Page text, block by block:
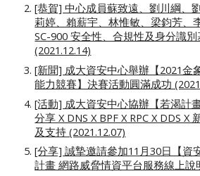
[恭賀] 中心成員蘇致遠、劉川綱、
莉婷、賴薪宇、林惟敏、梁鈞芳、
SC-900 安全性、合規性及身分識別
(2021.12.14)
[新聞] 成大資安中心舉辦【2021金
能力競賽】決賽活動圓滿成功
[活動] 成大資安中心協辦【若渴計
分享 X DNS X BPF X RPC X DDS X
及支持 (2021.12.07)
[分享] 誠摯邀請參加11月30日【資
計畫 網路威脅情資平台服務線上說